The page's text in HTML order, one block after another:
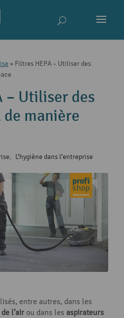
» Filtres HEPA – Utiliser des
– Utiliser des
manière
, L’hygiène dans l’entreprise
entre autres, dans les
l’air ou dans les aspirateurs